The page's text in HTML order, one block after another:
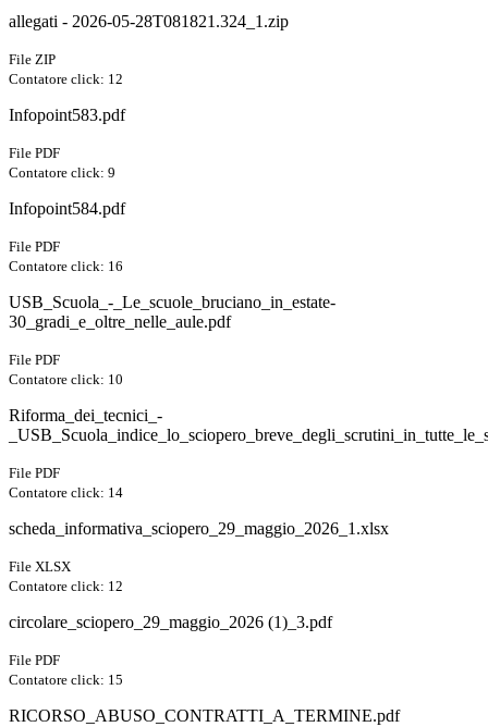
allegati - 2026-05-28T081821.324_1.zip
File ZIP
Contatore click: 12
Infopoint583.pdf
File PDF
Contatore click: 9
Infopoint584.pdf
File PDF
Contatore click: 16
USB_Scuola_-_Le_scuole_bruciano_in_estate-
30_gradi_e_oltre_nelle_aule.pdf
File PDF
Contatore click: 10
Riforma_dei_tecnici_-
File PDF
Contatore click: 14
scheda_informativa_sciopero_29_maggio_2026_1.xlsx
File XLSX
Contatore click: 12
circolare_sciopero_29_maggio_2026 (1)_3.pdf
File PDF
Contatore click: 15
RICORSO_ABUSO_CONTRATTI_A_TERMINE.pdf